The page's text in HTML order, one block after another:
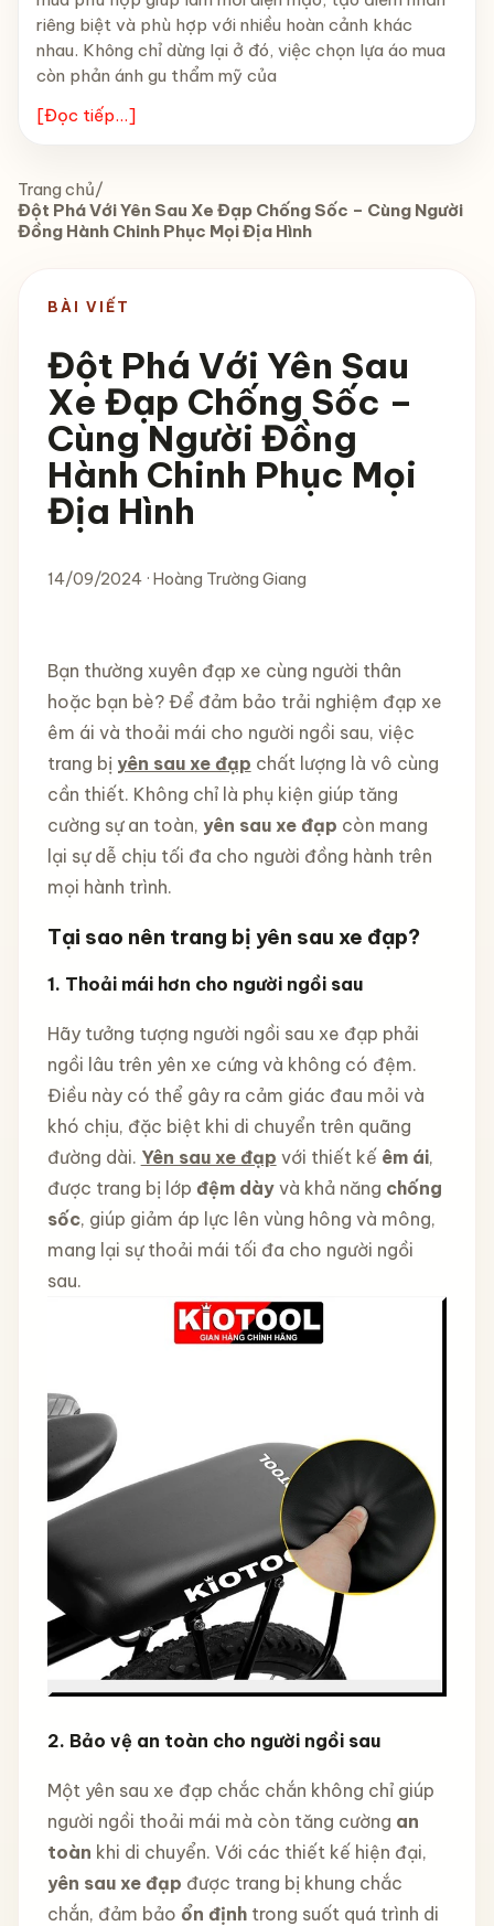
riêng biệt và phù hợp với nhiều hoàn cảnh khác
nhau. Không chỉ dừng lại ở đó, việc chọn lựa áo mua
còn phản ánh gu thẩm mỹ của
[Đọc tiếp...]
Trang chủ/
Đột Phá Với Yên Sau Xe Đạp Chống Sốc – Cùng Người
Đồng Hành Chinh Phục Mọi Địa Hình
BÀI VIẾT
Đột Phá Với Yên Sau
Xe Đạp Chống Sốc –
Cùng Người Đồng
Hành Chinh Phục Mọi
Địa Hình
14/09/2024 · Hoàng Trường Giang
Bạn thường xuyên đạp xe cùng người thân
hoặc bạn bè? Để đảm bảo trải nghiệm đạp xe
êm ái và thoải mái cho người ngồi sau, việc
trang bị yên sau xe đạp chất lượng là vô cùng
cần thiết. Không chỉ là phụ kiện giúp tăng
cường sự an toàn, yên sau xe đạp còn mang
lại sự dễ chịu tối đa cho người đồng hành trên
mọi hành trình.
Tại sao nên trang bị yên sau xe đạp?
1. Thoải mái hơn cho người ngồi sau
Hãy tưởng tượng người ngồi sau xe đạp phải
ngồi lâu trên yên xe cứng và không có đệm.
Điều này có thể gây ra cảm giác đau mỏi và
khó chịu, đặc biệt khi di chuyển trên quãng
đường dài. Yên sau xe đạp với thiết kế êm ái,
được trang bị lớp đệm dàyvà khả năng chống
sốc, giúp giảm áp lực lên vùng hông và mông,
mang lại sự thoải mái tối đa cho người ngồi
sau.
2. Bảo vệ an toàn cho người ngồi sau
Một yên sau xe đạp chắc chắn không chỉ giúp
người ngồi thoải mái mà còn tăng cường an
toàn khi di chuyển. Với các thiết kế hiện đại,
yên sau xe đạp được trang bị khung chắc
chắn, đảm bảo ổn địnhtrong suốt quá trình di